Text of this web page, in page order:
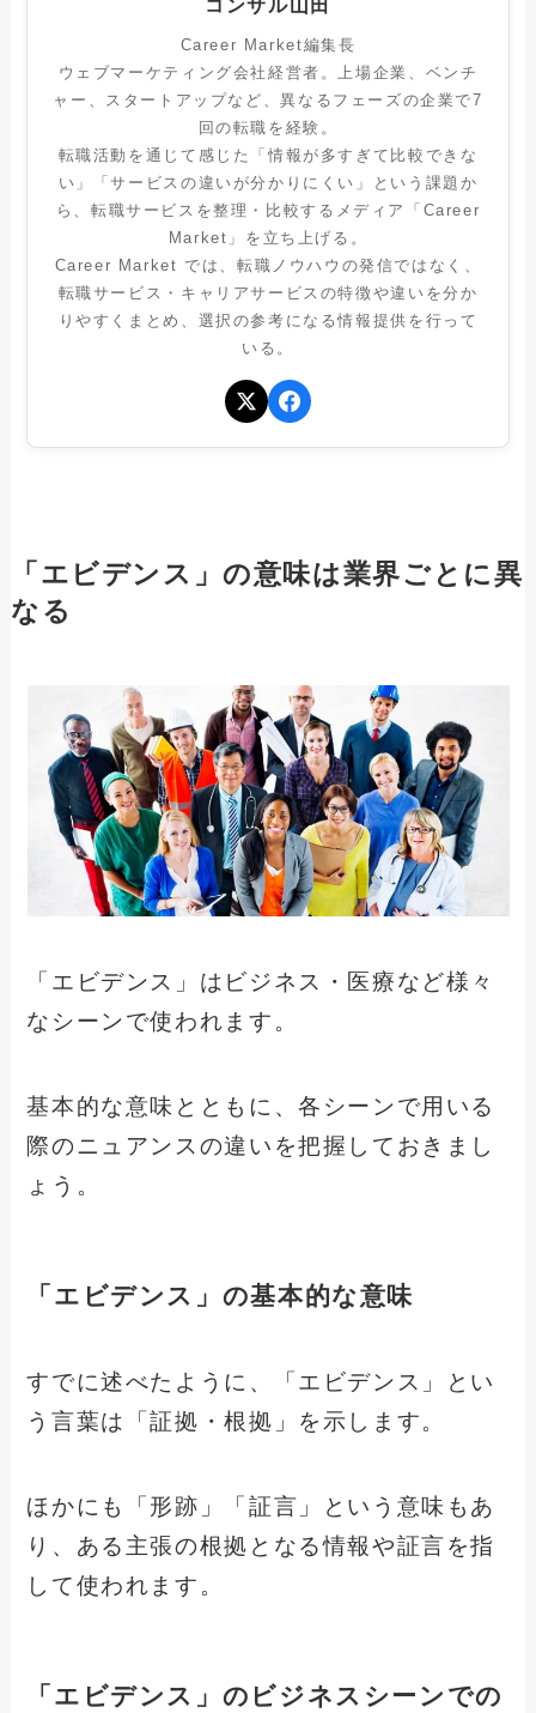
コンサル山田
Career Market編集長
ウェブマーケティング会社経営者。上場企業、ベンチ
ャー、スタートアップなど、異なるフェーズの企業で7
回の転職を経験。
転職活動を通じて感じた「情報が多すぎて比較できな
い」「サービスの違いが分かりにくい」という課題か
ら、転職サービスを整理・比較するメディア「Career
Market」を立ち上げる。
Career Market では、転職ノウハウの発信ではなく、
転職サービス・キャリアサービスの特徴や違いを分か
りやすくまとめ、選択の参考になる情報提供を行って
いる。
「エビデンス」の意味は業界ごとに異
なる
「エビデンス」はビジネス・医療など様々
なシーンで使われます。
基本的な意味とともに、各シーンで用いる
際のニュアンスの違いを把握しておきまし
ょう。
「エビデンス」の基本的な意味
すでに述べたように、「エビデンス」とい
う言葉は「証拠・根拠」を示します。
ほかにも「形跡」「証言」という意味もあ
り、ある主張の根拠となる情報や証言を指
して使われます。
「エビデンス」のビジネスシーンでの